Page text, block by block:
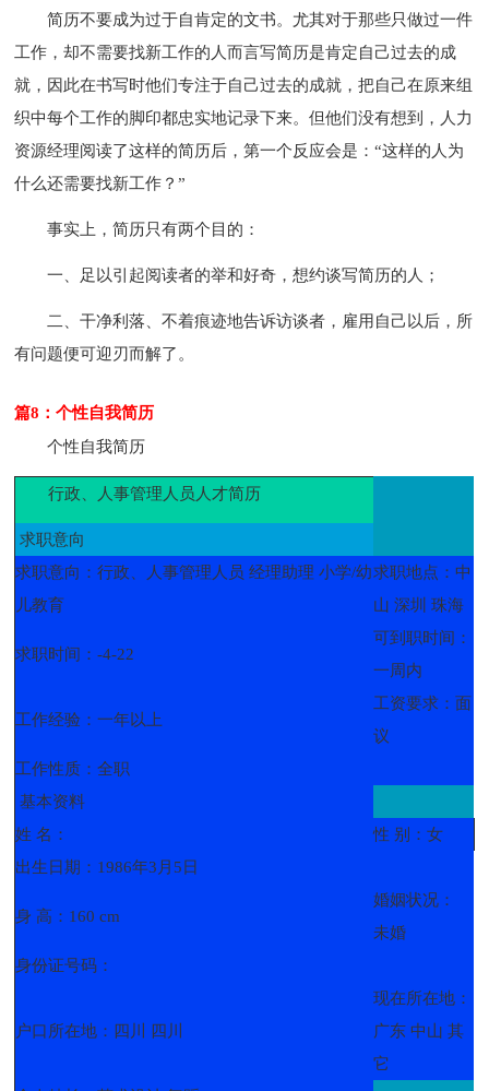
简历不要成为过于自肯定的文书。尤其对于那些只做过一件
工作，却不需要找新工作的人而言写简历是肯定自己过去的成
就，因此在书写时他们专注于自己过去的成就，把自己在原来组
织中每个工作的脚印都忠实地记录下来。但他们没有想到，人力
资源经理阅读了这样的简历后，第一个反应会是：“这样的人为
什么还需要找新工作？”
事实上，简历只有两个目的：
一、足以引起阅读者的举和好奇，想约谈写简历的人；
二、干净利落、不着痕迹地告诉访谈者，雇用自己以后，所
有问题便可迎刃而解了。
篇8：个性自我简历
个性自我简历
行政、人事管理人员人才简历
求职意向
求职意向：行政、人事管理人员 经理助理 小学/幼
儿教育
求职地点：中
山 深圳 珠海
求职时间：-4-22
可到职时间：
一周内
工作经验：一年以上
工资要求：面
议
工作性质：全职
基本资料
姓 名：
性 别：女
出生日期：1986年3月5日
身 高：160 cm
婚姻状况：
未婚
身份证号码：
户口所在地：四川 四川
现在所在地：
广东 中山 其
它